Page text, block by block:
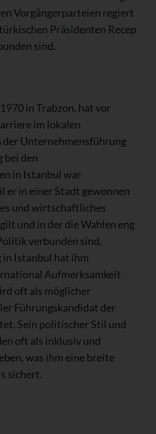
Vorgängerparteien regiert
Präsidenten Recep
sind.
in Trabzon, hat vor
im lokalen
der Unternehmensführung
bei den
in Istanbul war
er in einer Stadt gewonnen
und wirtschaftliches
und in der die Wahlen eng
verbunden sind.
in Istanbul hat ihm
Aufmerksamkeit
oft als möglicher
Führungskandidat der
Sein politischer Stil und
oft als inklusiv und
was ihm eine breite
sichert.